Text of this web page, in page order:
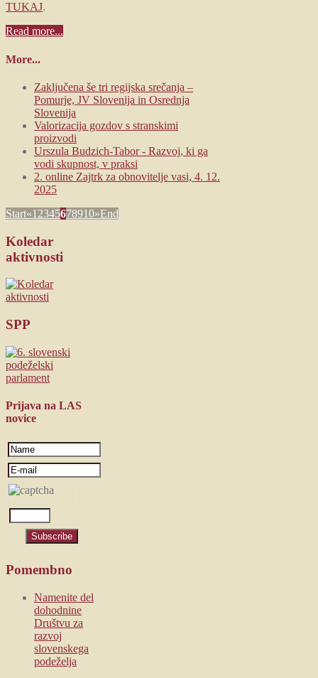
TUKAJ.
Read more...
More...
Zaključena še tri regijska srečanja –
Pomurje, JV Slovenija in Osrednja
Slovenija
Valorizacija gozdov s stranskimi
proizvodi
Urszula Budzich-Tabor - Razvoj, ki ga
vodi skupnost, v praksi
2. online Zajtrk za obnovitelje vasi, 4. 12.
2025
Start«1 2345678910»End
Koledar
aktivnosti
SPP
Prijava na LAS
novice
Pomembno
Namenite del
dohodnine
Društvu za
razvoj
slovenskega
podeželja